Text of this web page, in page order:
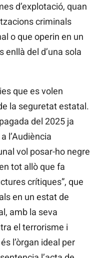
d’explotació, quan
criminals
o que operin en un
enllà del d’una sola
que es volen
la seguretat estatal.
del 2025 ja
l’Audiència
vol posar-ho negre
tot allò que fa
crítiques”, que
en un estat de
amb la seva
el terrorisme i
l’òrgan ideal per